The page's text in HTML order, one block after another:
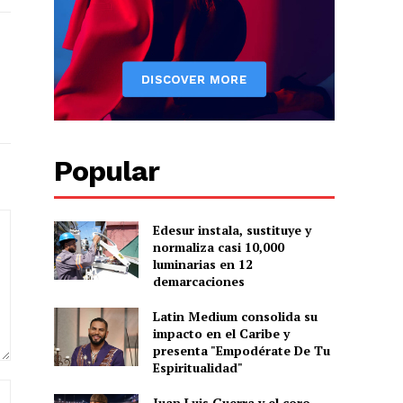
Popular
Edesur instala, sustituye y
normaliza casi 10,000
luminarias en 12
demarcaciones
Latin Medium consolida su
impacto en el Caribe y
presenta "Empodérate De Tu
Espiritualidad"